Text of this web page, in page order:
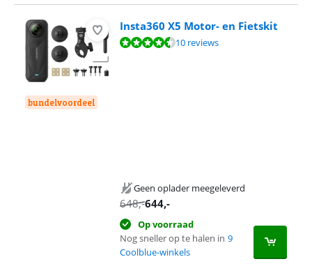
bundelvoordeel
Insta360 X5 Motor- en Fietskit
Beoordeling is 9,4 van de 10, gebaseerd op 10 reviews.
10 reviews
Geen oplader meegeleverd
648,-644,-
Op voorraad
Nog sneller op te halen in 9
Coolblue-winkels